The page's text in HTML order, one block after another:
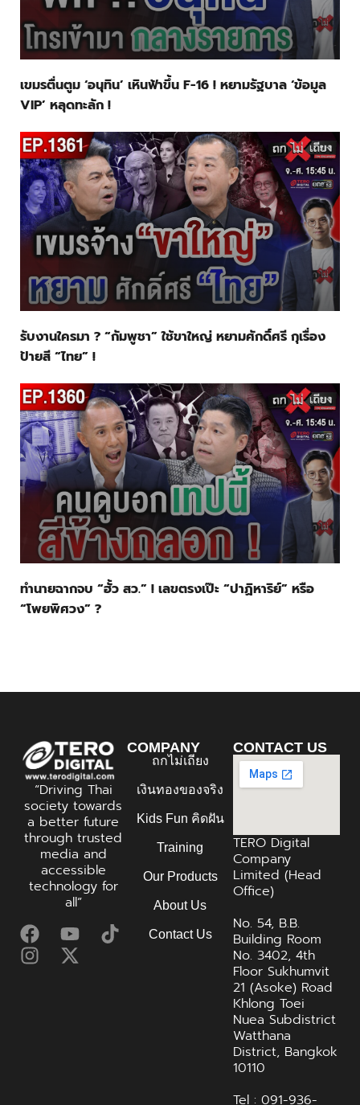
เขมรตื่นตูม ‘อนุทิน’ เหินฟ้าขึ้น F-16 ! หยามรัฐบาล ‘ข้อมูล
VIP’ หลุดทะลัก !
รับงานใครมา ? “กัมพูชา” ใช้ขาใหญ่ หยามศักดิ์ศรี กุเรื่อง
ป้ายสี “ไทย” !
ทำนายฉากจบ “ฮั้ว สว.” ! เลขตรงเป๊ะ “ปาฏิหาริย์” หรือ
“โพยพิศวง” ?
“Driving Thai
society towards
a better future
through trusted
media and
accessible
technology for
all”
COMPANY
ถกไม่เถียง
เงินทองของจริง
Kids Fun คิดฝัน
Training
Our Products
About Us
Contact Us
CONTACT US
TERO Digital
Company
Limited (Head
Office)
No. 54, B.B.
Building Room
No. 3402, 4th
Floor Sukhumvit
21 (Asoke) Road
Khlong Toei
Nuea Subdistrict
Watthana
District, Bangkok
10110
Tel : 091-936-